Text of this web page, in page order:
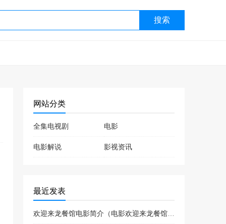
搜索
网站分类
全集电视剧 电影
电影解说 影视资讯
最近发表